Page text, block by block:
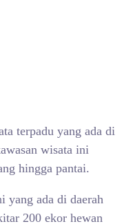
terpadu yang ada di
wisata ini
hingga pantai.
yang ada di daerah
200 ekor hewan